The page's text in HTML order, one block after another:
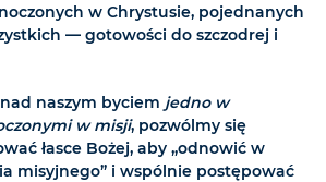
w Chrystusie, pojednanych
— gotowości do szczodrej i
naszym byciem jedno w
w misji, pozwólmy się
łasce Bożej, aby „odnowić w
misyjnego” i wspólnie postępować